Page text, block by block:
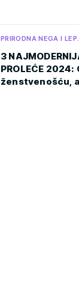
PRIRODNA NEGA I
3
PROLEĆE
ženstvenošću,